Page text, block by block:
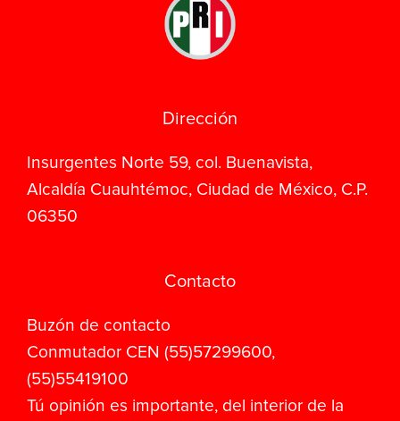
Dirección
Insurgentes Norte 59, col. Buenavista,
Alcaldía Cuauhtémoc, Ciudad de México, C.P.
06350
Contacto
Buzón de contacto
Conmutador CEN (55)57299600,
(55)55419100
Tú opinión es importante, del interior de la